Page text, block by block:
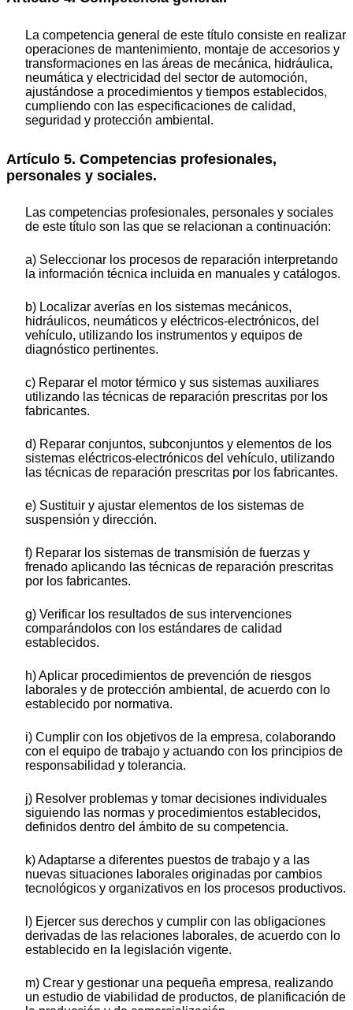
La competencia general de este título consiste en realizar
operaciones de mantenimiento, montaje de accesorios y
transformaciones en las áreas de mecánica, hidráulica,
neumática y electricidad del sector de automoción,
ajustándose a procedimientos y tiempos establecidos,
cumpliendo con las especificaciones de calidad,
seguridad y protección ambiental.
Artículo 5. Competencias profesionales,
personales y sociales.
Las competencias profesionales, personales y sociales
de este título son las que se relacionan a continuación:
a) Seleccionar los procesos de reparación interpretando
la información técnica incluida en manuales y catálogos.
b) Localizar averías en los sistemas mecánicos,
hidráulicos, neumáticos y eléctricos-electrónicos, del
vehículo, utilizando los instrumentos y equipos de
diagnóstico pertinentes.
c) Reparar el motor térmico y sus sistemas auxiliares
utilizando las técnicas de reparación prescritas por los
fabricantes.
d) Reparar conjuntos, subconjuntos y elementos de los
sistemas eléctricos-electrónicos del vehículo, utilizando
las técnicas de reparación prescritas por los fabricantes.
e) Sustituir y ajustar elementos de los sistemas de
suspensión y dirección.
f) Reparar los sistemas de transmisión de fuerzas y
frenado aplicando las técnicas de reparación prescritas
por los fabricantes.
g) Verificar los resultados de sus intervenciones
comparándolos con los estándares de calidad
establecidos.
h) Aplicar procedimientos de prevención de riesgos
laborales y de protección ambiental, de acuerdo con lo
establecido por normativa.
i) Cumplir con los objetivos de la empresa, colaborando
con el equipo de trabajo y actuando con los principios de
responsabilidad y tolerancia.
j) Resolver problemas y tomar decisiones individuales
siguiendo las normas y procedimientos establecidos,
definidos dentro del ámbito de su competencia.
k) Adaptarse a diferentes puestos de trabajo y a las
nuevas situaciones laborales originadas por cambios
tecnológicos y organizativos en los procesos productivos.
l) Ejercer sus derechos y cumplir con las obligaciones
derivadas de las relaciones laborales, de acuerdo con lo
establecido en la legislación vigente.
m) Crear y gestionar una pequeña empresa, realizando
un estudio de viabilidad de productos, de planificación de